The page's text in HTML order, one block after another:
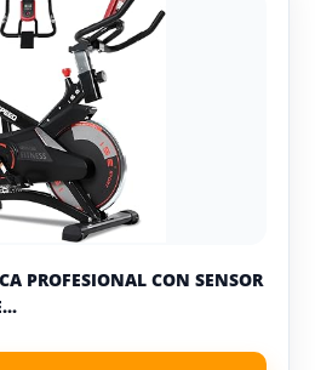
PROFESIONAL CON SENSOR